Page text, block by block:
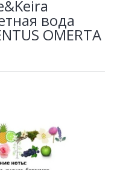
вода
OMERTA